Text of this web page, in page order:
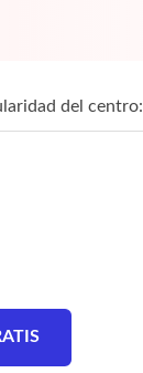
del centro: